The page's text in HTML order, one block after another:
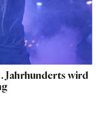
Jahrhunderts wird